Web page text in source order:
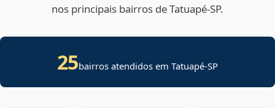
nos principais bairros de Tatuapé‑SP.
25bairros atendidos em Tatuapé-SP